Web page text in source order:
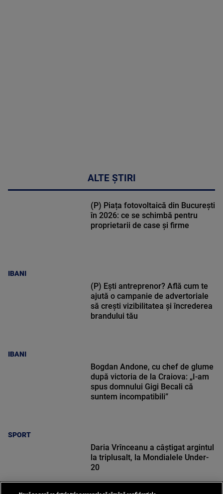
ALTE ȘTIRI
IBANI
(P) Piața fotovoltaică din București
în 2026: ce se schimbă pentru
proprietarii de case și firme
IBANI
(P) Ești antreprenor? Află cum te
ajută o campanie de advertoriale
să crești vizibilitatea și încrederea
brandului tău
SPORT
Bogdan Andone, cu chef de glume
după victoria de la Craiova: „I-am
spus domnului Gigi Becali că
suntem incompatibili”
Daria Vrînceanu a câştigat argintul
la triplusalt, la Mondialele Under-
20